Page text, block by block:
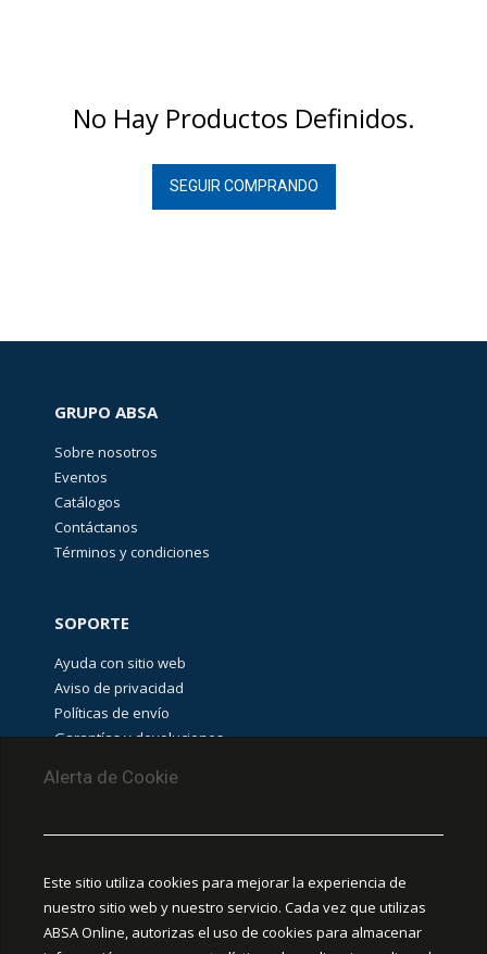
No Hay Productos Definidos.
SEGUIR COMPRANDO
Alerta de Cookie
Este sitio utiliza cookies para mejorar la experiencia de
nuestro sitio web y nuestro servicio. Cada vez que utilizas
ABSA Online, autorizas el uso de cookies para almacenar
GRUPO ABSA
Sobre nosotros
Eventos
Catálogos
Contáctanos
Términos y condiciones
SOPORTE
Ayuda con sitio web
Aviso de privacidad
Políticas de envío
Garantías y devoluciones
PUNTOS DE RECOLECCIÓN
CEDIS Guadalajara
Amapola #380, La Aurora, C.P. 44460 Guadalajara,
Jalisco, MX.